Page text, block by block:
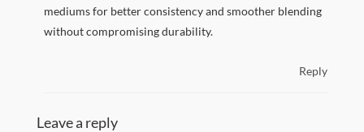
mediums for better consistency and smoother blending
without compromising durability.
Reply
Leave a reply